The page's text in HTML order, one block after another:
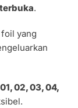
.
yang
02, 03, 04,